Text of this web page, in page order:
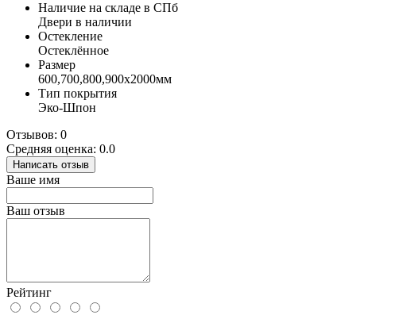
Наличие на складе в СПб
Двери в наличии
Остекление
Остеклённое
Размер
600,700,800,900х2000мм
Тип покрытия
Эко-Шпон
Отзывов: 0
Средняя оценка: 0.0
Написать отзыв
Ваше имя
Ваш отзыв
Рейтинг